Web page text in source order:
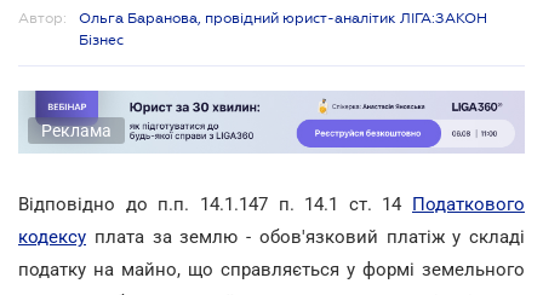
Автор:
Ольга Баранова, провідний юрист-аналітик ЛІГА:ЗАКОН
Бізнес
Реклама
Відповідно до п.п. 14.1.147 п. 14.1 ст. 14 Податкового
кодексу плата за землю - обов'язковий платіж у складі
податку на майно, що справляється у формі земельного